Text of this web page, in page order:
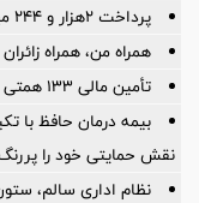
پرداخت ۲هزار و ۲۴۴ میلیارد ریال تسهیلات تکلیفی در تیرماه ۱۴۰۵
همراه من، همراه
تأمین مالی 133 همتی در چهار ماهه نخست سال
بیمه درمان حافظ با
نقش حمایتی خود را
نظام اداری سالم،